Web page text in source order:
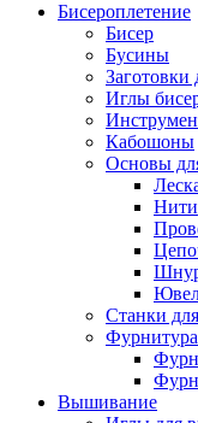
Бисероплетение
Бисер
Бусины
Заготовки
Иглы
Кабошоны
Основы
Нити
Станки
Вышивание